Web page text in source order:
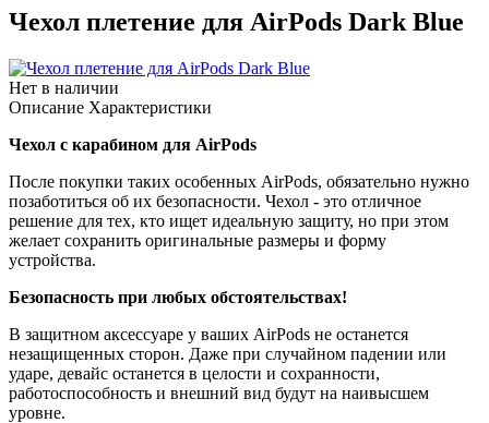
Чехол плетение для AirPods Dark Blue
Нет в наличии
Описание Характеристики
Чехол с карабином для AirPods
После покупки таких особенных AirPods, обязательно нужно
позаботиться об их безопасности. Чехол - это отличное
решение для тех, кто ищет идеальную защиту, но при этом
желает сохранить оригинальные размеры и форму
устройства.
Безопасность при любых обстоятельствах!
В защитном аксессуаре у ваших AirPods не останется
незащищенных сторон. Даже при случайном падении или
ударе, девайс останется в целости и сохранности,
работоспособность и внешний вид будут на наивысшем
уровне.